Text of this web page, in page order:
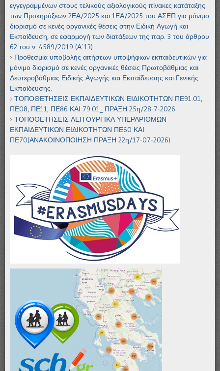
εγγεγραμμένων στους τελικούς αξιολογικούς πίνακες κατάταξης
των Προκηρύξεων 2ΕΑ/2025 και 1ΕΑ/2025 του ΑΣΕΠ για μόνιμο
διορισμό σε κενές οργανικές θέσεις στην Ειδική Αγωγή και
Εκπαίδευση, σε εφαρμογή των διατάξεων της παρ. 3 του άρθρου
62 του ν. 4589/2019 (Α΄13)
Προθεσμία υποβολής αιτήσεων υποψήφιων εκπαιδευτικών για
μόνιμο διορισμό σε κενές οργανικές θέσεις Πρωτοβάθμιας και
Δευτεροβάθμιας Ειδικής Αγωγής και Εκπαίδευσης και Γενικής
Εκπαίδευσης.
ΤΟΠΟΘΕΤΗΣΕΙΣ ΕΚΠΑΙΔΕΥΤΙΚΩΝ ΕΙΔΙΚΟΤΗΤΩΝ ΠΕ91.01,
ΠΕ08, ΠΕ11, ΠΕ86 ΚΑΙ 79.01_ ΠΡΑΞΗ 25η/28-7-2026
ΤΟΠΟΘΕΤΗΣΕΙΣ ΛΕΙΤΟΥΡΓΙΚΑ ΥΠΕΡΑΡΙΘΜΩΝ
ΕΚΠΑΙΔΕΥΤΙΚΩΝ ΕΙΔΙΚΟΤΗΤΩΝ ΠΕ60 ΚΑΙ
ΠΕ70(ΑΝΑΚΟΙΝΟΠΟΙΗΣΗ ΠΡΑΞΗ 22η/17-07-2026)